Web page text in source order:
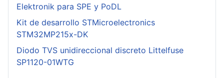
Elektronik para SPE y PoDL
Kit de desarrollo STMicroelectronics
STM32MP215x-DK
Diodo TVS unidireccional discreto Littelfuse
SP1120-01WTG